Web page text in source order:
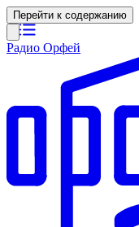
Перейти к содержанию
Радио Орфей